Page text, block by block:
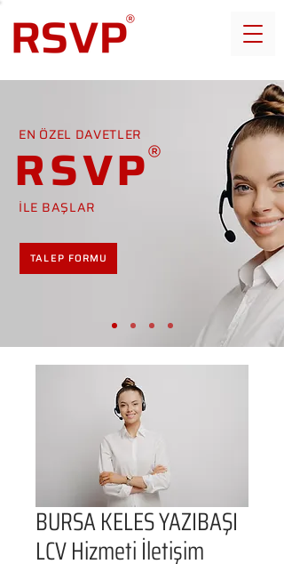
EN ÖZEL DAVETLER
RSVP
İLE BAŞLAR
TALEP FORMU
BURSA KELES YAZIBAŞI
LCV Hizmeti İletişim